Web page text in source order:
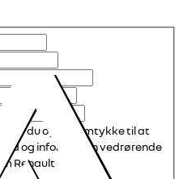
du også samtykke til at
og information vedrørende
Renault